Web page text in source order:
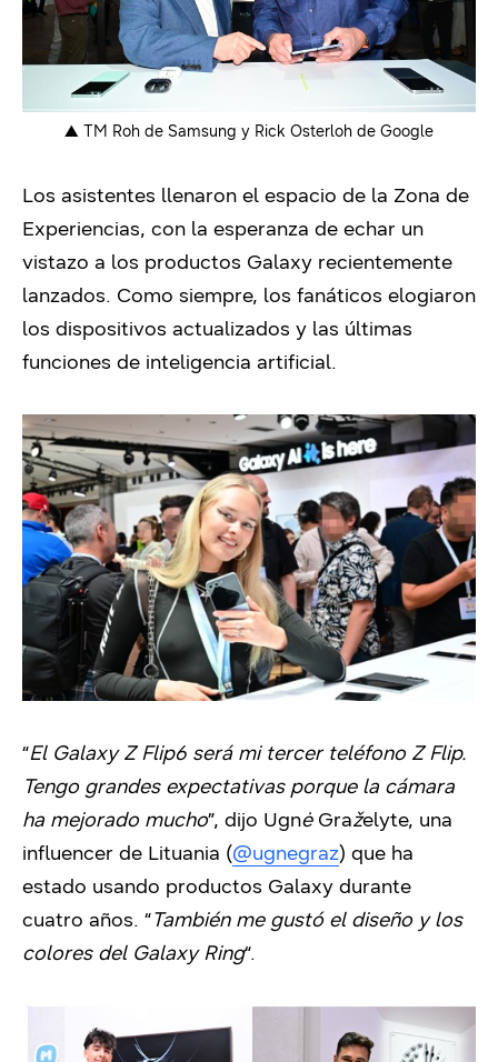
▲ TM Roh de Samsung y Rick Osterloh de Google
Los asistentes llenaron el espacio de la Zona de
Experiencias, con la esperanza de echar un
vistazo a los productos Galaxy recientemente
lanzados. Como siempre, los fanáticos elogiaron
los dispositivos actualizados y las últimas
funciones de inteligencia artificial.
“El Galaxy Z Flip6 será mi tercer teléfono Z Flip.
Tengo grandes expectativas porque la cámara
ha mejorado mucho”, dijo UgnėGraželyte, una
influencer de Lituania (@ugnegraz) que ha
estado usando productos Galaxy durante
cuatro años. “También me gustó el diseño y los
colores del Galaxy Ring“.